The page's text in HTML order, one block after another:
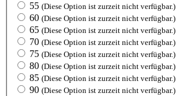
55 (Diese Option ist zurzeit nicht verfügbar.)
60 (Diese Option ist zurzeit nicht verfügbar.)
65 (Diese Option ist zurzeit nicht verfügbar.)
70 (Diese Option ist zurzeit nicht verfügbar.)
75 (Diese Option ist zurzeit nicht verfügbar.)
80 (Diese Option ist zurzeit nicht verfügbar.)
85 (Diese Option ist zurzeit nicht verfügbar.)
90 (Diese Option ist zurzeit nicht verfügbar.)